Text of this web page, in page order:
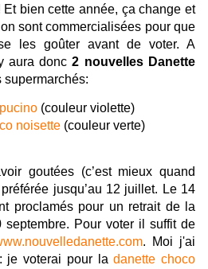
bien cette année, ça change et
sont commercialisées pour que
les goûter avant de voter. A
aura donc2 nouvelles Danette
supermarchés:
(couleur violette)
noisette (couleur verte)
goutées (c’est mieux quand
jusqu’au 12 juillet. Le 14
proclamés pour un retrait de la
septembre. Pour voter il suffit de
. Moi j'ai
je voterai pour ladanette choco